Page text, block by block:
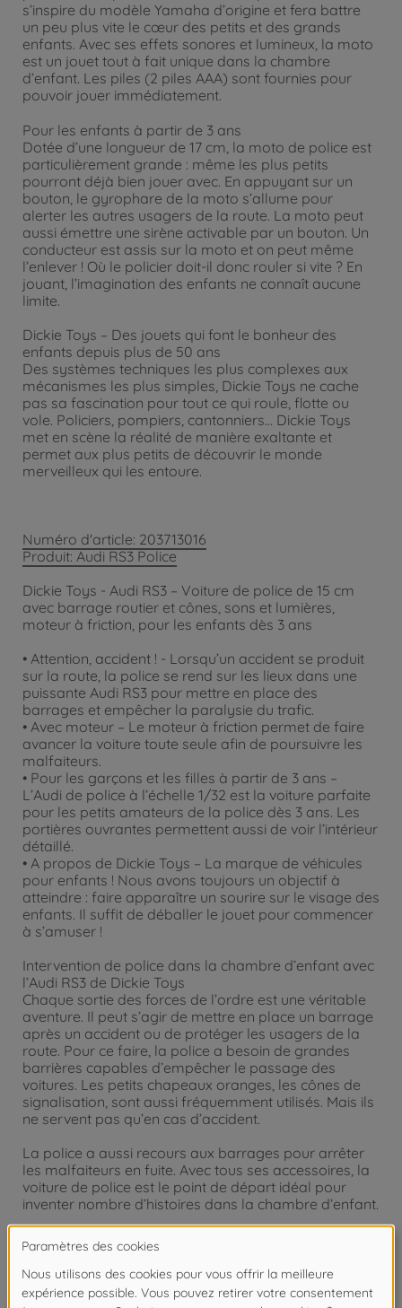
s’inspire du modèle Yamaha d’origine et fera battre
un peu plus vite le cœur des petits et des grands
enfants. Avec ses effets sonores et lumineux, la moto
est un jouet tout à fait unique dans la chambre
d’enfant. Les piles (2 piles AAA) sont fournies pour
pouvoir jouer immédiatement.
Pour les enfants à partir de 3 ans
Dotée d’une longueur de 17 cm, la moto de police est
particulièrement grande : même les plus petits
pourront déjà bien jouer avec. En appuyant sur un
bouton, le gyrophare de la moto s’allume pour
alerter les autres usagers de la route. La moto peut
aussi émettre une sirène activable par un bouton. Un
conducteur est assis sur la moto et on peut même
l’enlever ! Où le policier doit-il donc rouler si vite ? En
jouant, l’imagination des enfants ne connaît aucune
limite.
Dickie Toys – Des jouets qui font le bonheur des
enfants depuis plus de 50 ans
Des systèmes techniques les plus complexes aux
mécanismes les plus simples, Dickie Toys ne cache
pas sa fascination pour tout ce qui roule, flotte ou
vole. Policiers, pompiers, cantonniers… Dickie Toys
met en scène la réalité de manière exaltante et
permet aux plus petits de découvrir le monde
merveilleux qui les entoure.
Numéro d'article: 203713016
Produit: Audi RS3 Police
Dickie Toys - Audi RS3 – Voiture de police de 15 cm
avec barrage routier et cônes, sons et lumières,
moteur à friction, pour les enfants dès 3 ans
• Attention, accident ! - Lorsqu’un accident se produit
sur la route, la police se rend sur les lieux dans une
puissante Audi RS3 pour mettre en place des
barrages et empêcher la paralysie du trafic.
• Avec moteur – Le moteur à friction permet de faire
avancer la voiture toute seule afin de poursuivre les
malfaiteurs.
• Pour les garçons et les filles à partir de 3 ans –
L’Audi de police à l’échelle 1/32 est la voiture parfaite
pour les petits amateurs de la police dès 3 ans. Les
portières ouvrantes permettent aussi de voir l’intérieur
détaillé.
• A propos de Dickie Toys – La marque de véhicules
pour enfants ! Nous avons toujours un objectif à
atteindre : faire apparaître un sourire sur le visage des
enfants. Il suffit de déballer le jouet pour commencer
à s’amuser !
Intervention de police dans la chambre d’enfant avec
l’Audi RS3 de Dickie Toys
Chaque sortie des forces de l’ordre est une véritable
aventure. Il peut s’agir de mettre en place un barrage
après un accident ou de protéger les usagers de la
route. Pour ce faire, la police a besoin de grandes
barrières capables d’empêcher le passage des
voitures. Les petits chapeaux oranges, les cônes de
signalisation, sont aussi fréquemment utilisés. Mais ils
ne servent pas qu’en cas d’accident.
La police a aussi recours aux barrages pour arrêter
les malfaiteurs en fuite. Avec tous ses accessoires, la
voiture de police est le point de départ idéal pour
inventer nombre d’histoires dans la chambre d’enfant.
Véhicule sous licence
Une véritable pièce de collection pour les amateurs
d’automobiles ! L’Audi RS3 n’en met pas seulement
plein les yeux : C’est aussi une voiture Dickie Toys sous